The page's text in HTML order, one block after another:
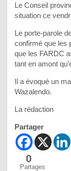
Le Conseil
situation ce
Le porte-parole
confirmé que les
que les FARDC
tant en amont
Il a évoqué un
Wazalendo.
La rédaction
Partager
0
Partages